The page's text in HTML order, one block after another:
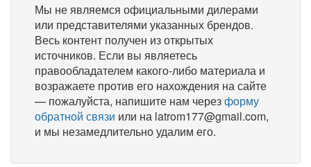
Мы не являемся официальными дилерами
или представителями указанных брендов.
Весь контент получен из открытых
источников. Если вы являетесь
правообладателем какого-либо материала и
возражаете против его нахождения на сайте
— пожалуйста, напишите нам черезформу
обратной связи или на latrom177@gmail.com,
и мы незамедлительно удалим его.